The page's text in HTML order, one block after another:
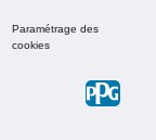
Paramétrage des
cookies